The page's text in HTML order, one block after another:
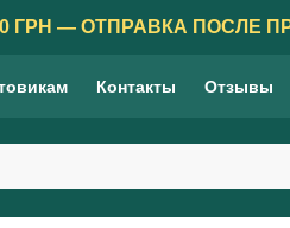
ГРН — ОТПРАВКА ПОСЛЕ
Контакты Отзывы